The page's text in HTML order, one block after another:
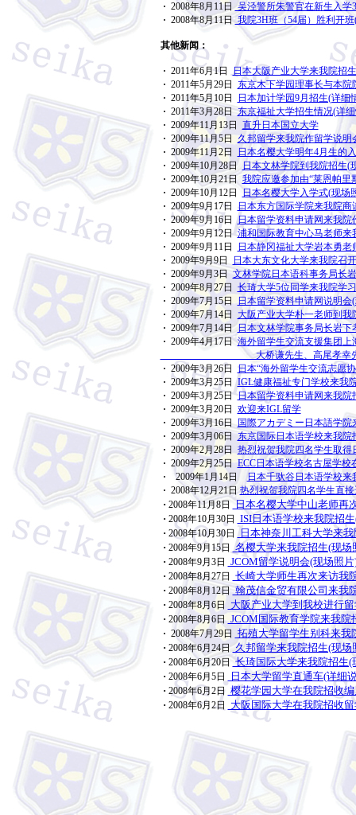
· 2008年8月11日吴泾警所朱警官在新生入学
· 2008年8月11日我院3H班（54届）胜利开
其他新闻：
· 2011年6月1日
日本大阪产业大学来我院招
· 2011年5月29日 东京木下学园理事长与本
· 2011年5月10日
日本加计学园9月招生(详细
· 2011年3月28日东京福祉大学招生情况(详
· 2009年11月13日 直升日本国立大学
· 2009年11月5日
久邦留学来我院作留学说明
· 2009年11月2日
日本名樱大学明年4月生的
· 2009年10月28日 日本文林学院到我院招生(
· 2009年10月21日 我院应邀参加由“莱恩帕里
· 2009年10月12日
日本名樱大学入学式(现场
· 2009年9月17日 日本东方国际学院来我院商
· 2009年9月16日日本留学资料申请网来我院
· 2009年9月12日浦和国际教育中心马老师来
· 2009年9月11日
日本静冈福祉大学岩本勇
· 2009年9月9日
日本大东文化大学来我院召
· 2009年9月3日文林学院日本语科事务局长
· 2009年8月27日 长琦大学5位同学来我院学
· 2009年7月15日
日本留学资料申请网说明会
· 2009年7月14日
大阪产业大学朴一老师到我
· 2009年7月14日 日本文林学院事务局长岩
· 2009年4月17日海外留学生交流支援集团上
大桥谦先生、高尾孝幸先生到
· 2009年3月26日 日本“海外留学生交流志愿
· 2009年3月25日IGL健康福祉专门学校来我
· 2009年3月25日日本留学资料申请网来我院
· 2009年3月20日 欢迎来IGL留学
· 2009年3月16日
国際アカデミー日本語学
· 2009年3月06日
东京国际日本语学校来我院
· 2009年2月28日 热烈祝贺我院四名学生取得
· 2009年2月25日 ECC日本语学校名古屋学
· 2009年1月14日
日本千驮谷日本语学校来
· 2008年12月21日热烈祝贺我院四名学生直
· 2008年11月8日 日本名樱大学中山老师再
· 2008年10月30日
ISI日本语学校来我院招
· 2008年10月30日 日本神奈川工科大学来我
· 2008年9月15日 名樱大学来我院招生(现场
· 2008年9月3日
JCOM留学说明会(现场照片
· 2008年8月27日
长崎大学师生再次来访我
· 2008年8月12日 翰茂信金贸有限公司来我
· 2008年8月6日
大阪产业大学到我校进行
· 2008年8月6日 JCOM国际教育学院来我院
· 2008年7月29日
拓殖大学留学生别科来我
· 2008年6月24日 久邦留学来我院招生(现场
· 2008年6月20日 长琦国际大学来我院招生(
· 2008年6月5日
日本大学留学直通车(详细
· 2008年6月2日 樱花学园大学在我院招收
· 2008年6月2日 大阪国际大学在我院招收